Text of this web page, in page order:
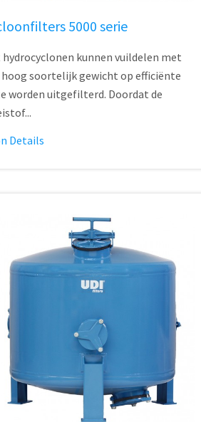
5000 serie
hydrocyclonen kunnen vuildelen met
hoog soortelijk gewicht op efficiënte
worden uitgefilterd. Doordat de
Details